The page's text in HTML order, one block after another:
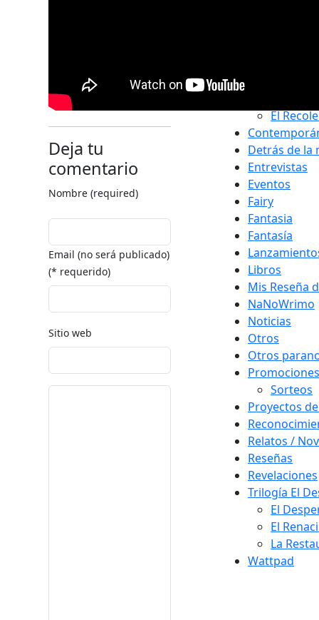
Deja tu
comentario
Nombre (required)
Email (no será publicado)
(* requerido)
Sitio web
El
Detrás de la
Entrevistas
Eventos
Fairy
Fantasia
Fantasía
Libros
Mis Reseña
NaNoWrimo
Noticias
Otros
Otros
Promociones
Sorteos
Proyectos
Relatos /
Reseñas
Revelaciones
Trilogía El
El
El
La
Wattpad